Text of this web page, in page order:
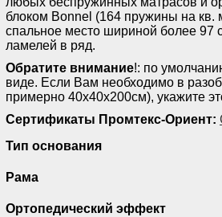
блоком Bonnel (164 пружины на
спальное место шириной более 97
ламелей в ряд.
Обратите внимание!: по
виде. Если Вам необходимо в
примерно 40х40х200см), укажите
Сертификаты Промтекс-Ориент:
Тип основания
Рама
Ортопедический эффект